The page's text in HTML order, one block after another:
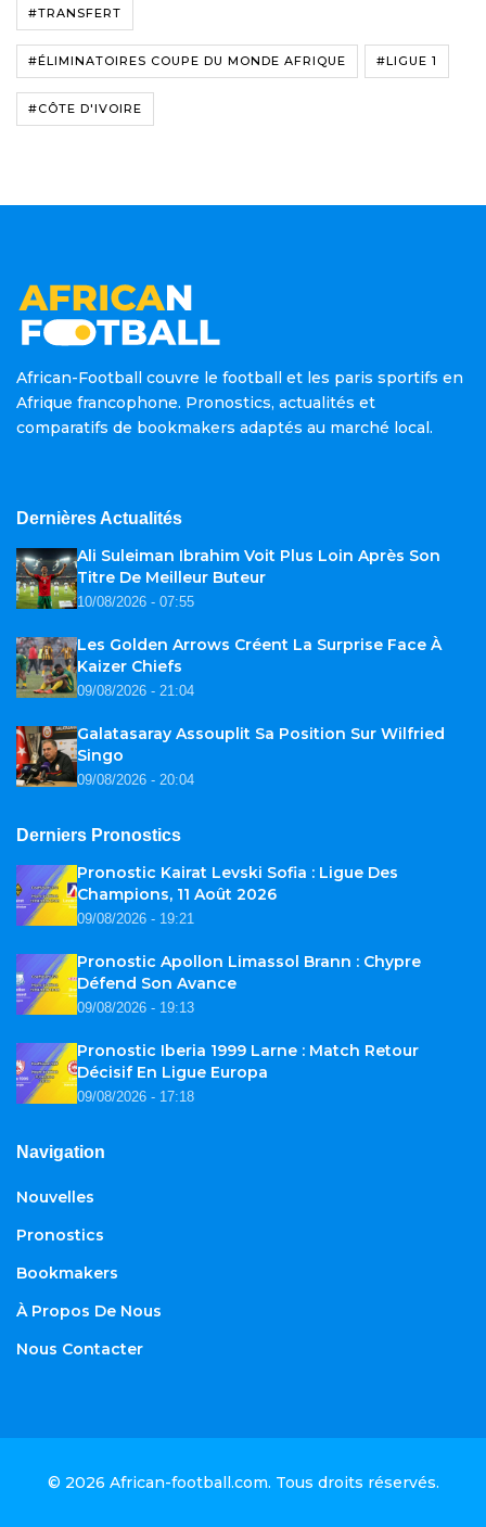
#TRANSFERT
#ÉLIMINATOIRES COUPE DU MONDE AFRIQUE #LIGUE 1
#CÔTE D'IVOIRE
African-Football couvre le football et les paris sportifs en
Afrique francophone. Pronostics, actualités et
comparatifs de bookmakers adaptés au marché local.
Dernières Actualités
Ali Suleiman Ibrahim Voit Plus Loin Après Son
Titre De Meilleur Buteur
10/08/2026 - 07:55
Les Golden Arrows Créent La Surprise Face À
Kaizer Chiefs
09/08/2026 - 21:04
Galatasaray Assouplit Sa Position Sur Wilfried
Singo
09/08/2026 - 20:04
Derniers Pronostics
Pronostic Kairat Levski Sofia : Ligue Des
Champions, 11 Août 2026
09/08/2026 - 19:21
Pronostic Apollon Limassol Brann : Chypre
Défend Son Avance
09/08/2026 - 19:13
Pronostic Iberia 1999 Larne : Match Retour
Décisif En Ligue Europa
09/08/2026 - 17:18
Navigation
Nouvelles
Pronostics
Bookmakers
À Propos De Nous
Nous Contacter
© 2026 African-football.com. Tous droits réservés.